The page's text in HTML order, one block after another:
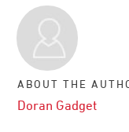
ABOUT THE
Doran Gadget